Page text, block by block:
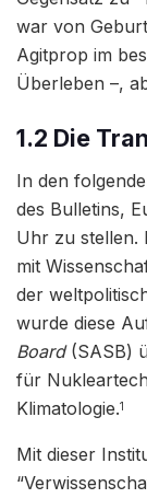
war von
Agitprop im
Überleben –,
1.2 Die
In den
des Bulletins,
Uhr zu stellen.
mit
der
wurde diese
Board(SASB)
für
Klimatologie.1
Mit dieser